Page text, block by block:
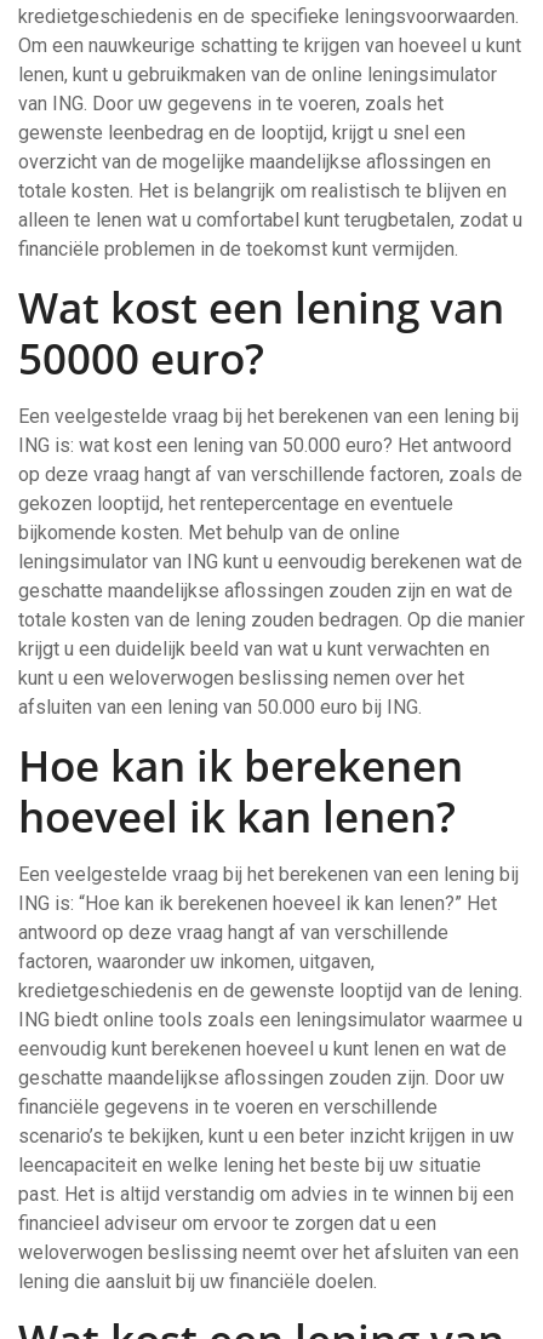
kredietgeschiedenis en de specifieke leningsvoorwaarden.
Om een nauwkeurige schatting te krijgen van hoeveel u kunt
lenen, kunt u gebruikmaken van de online leningsimulator
van ING. Door uw gegevens in te voeren, zoals het
gewenste leenbedrag en de looptijd, krijgt u snel een
overzicht van de mogelijke maandelijkse aflossingen en
totale kosten. Het is belangrijk om realistisch te blijven en
alleen te lenen wat u comfortabel kunt terugbetalen, zodat u
financiële problemen in de toekomst kunt vermijden.
Wat kost een lening van
50000 euro?
Een veelgestelde vraag bij het berekenen van een lening bij
ING is: wat kost een lening van 50.000 euro? Het antwoord
op deze vraag hangt af van verschillende factoren, zoals de
gekozen looptijd, het rentepercentage en eventuele
bijkomende kosten. Met behulp van de online
leningsimulator van ING kunt u eenvoudig berekenen wat de
geschatte maandelijkse aflossingen zouden zijn en wat de
totale kosten van de lening zouden bedragen. Op die manier
krijgt u een duidelijk beeld van wat u kunt verwachten en
kunt u een weloverwogen beslissing nemen over het
afsluiten van een lening van 50.000 euro bij ING.
Hoe kan ik berekenen
hoeveel ik kan lenen?
Een veelgestelde vraag bij het berekenen van een lening bij
ING is: “Hoe kan ik berekenen hoeveel ik kan lenen?” Het
antwoord op deze vraag hangt af van verschillende
factoren, waaronder uw inkomen, uitgaven,
kredietgeschiedenis en de gewenste looptijd van de lening.
ING biedt online tools zoals een leningsimulator waarmee u
eenvoudig kunt berekenen hoeveel u kunt lenen en wat de
geschatte maandelijkse aflossingen zouden zijn. Door uw
financiële gegevens in te voeren en verschillende
scenario’s te bekijken, kunt u een beter inzicht krijgen in uw
leencapaciteit en welke lening het beste bij uw situatie
past. Het is altijd verstandig om advies in te winnen bij een
financieel adviseur om ervoor te zorgen dat u een
weloverwogen beslissing neemt over het afsluiten van een
lening die aansluit bij uw financiële doelen.